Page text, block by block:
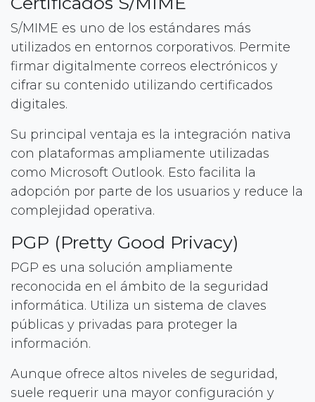
S/MIME es uno de los estándares más
utilizados en entornos corporativos. Permite
firmar digitalmente correos electrónicos y
cifrar su contenido utilizando certificados
digitales.
Su principal ventaja es la integración nativa
con plataformas ampliamente utilizadas
como Microsoft Outlook. Esto facilita la
adopción por parte de los usuarios y reduce la
complejidad operativa.
PGP (Pretty Good Privacy)
PGP es una solución ampliamente
reconocida en el ámbito de la seguridad
informática. Utiliza un sistema de claves
públicas y privadas para proteger la
información.
Aunque ofrece altos niveles de seguridad,
suele requerir una mayor configuración y